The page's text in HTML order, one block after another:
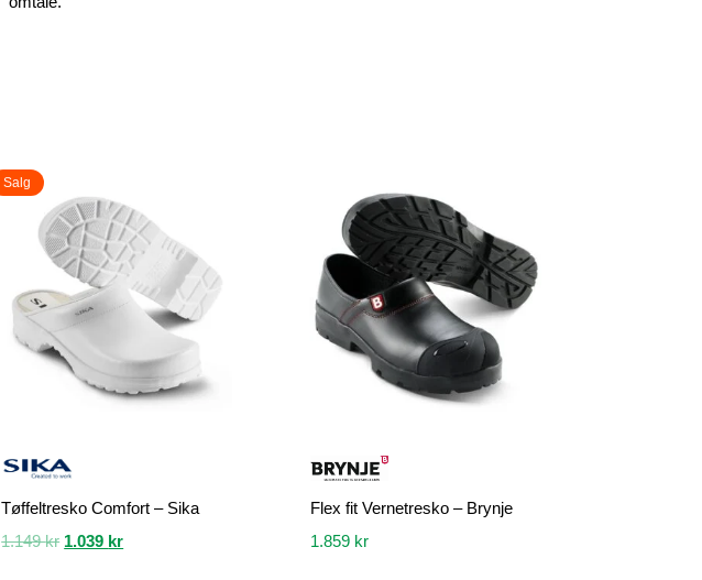
Salg
Tøffeltresko Comfort – Sika
1.149kr Opprinnelig
1.039 krNåværende
Flex fit Vernetresko – Brynje
1.859 kr